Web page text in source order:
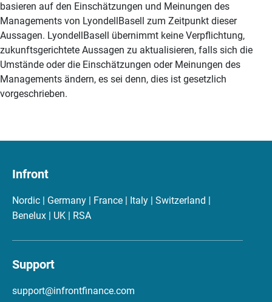
basieren auf den Einschätzungen und Meinungen des
Managements von LyondellBasell zum Zeitpunkt dieser
Aussagen. LyondellBasell übernimmt keine Verpflichtung,
zukunftsgerichtete Aussagen zu aktualisieren, falls sich die
Umstände oder die Einschätzungen oder Meinungen des
Managements ändern, es sei denn, dies ist gesetzlich
vorgeschrieben.
Infront
Nordic | Germany | France | Italy | Switzerland |
Benelux | UK | RSA
Support
support@infrontfinance.com